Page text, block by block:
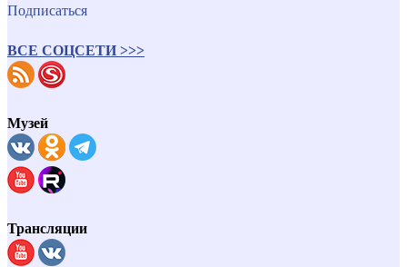
Подписаться
ВСЕ СОЦСЕТИ >>>
Музей
Трансляции